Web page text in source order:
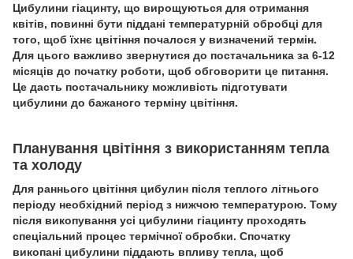
Цибулини гіацинту, що вирощуються для отримання
квітів, повинні бути піддані температурній обробці для
того, щоб їхнє цвітіння почалося у визначений термін.
Для цього важливо звернутися до постачальника за 6-12
місяців до початку роботи, щоб обговорити це питання.
Це дасть постачальнику можливість підготувати
цибулини до бажаного терміну цвітіння.
Планування цвітіння з використанням тепла
та холоду
Для раннього цвітіння цибулин після теплого літнього
періоду необхідний період з нижчою температурою. Тому
після викопування усі цибулини гіацинту проходять
спеціальний процес термічної обробки. Спочатку
викопані цибулини піддають впливу тепла, щоб